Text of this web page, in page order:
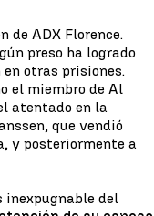
de ADX Florence.
preso ha logrado
otras prisiones.
el miembro de Al
atentado en la
que vendió
y posteriormente a
inexpugnable del